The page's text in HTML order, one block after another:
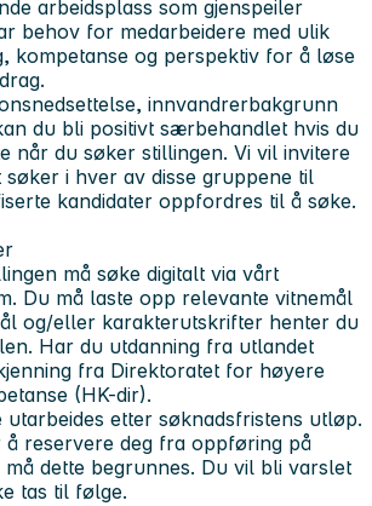
arbeidsplass som gjenspeiler
behov for medarbeidere med ulik
kompetanse og perspektiv for å løse
innvandrerbakgrunn
du bli positivt særbehandlet hvis du
når du søker stillingen. Vi vil invitere
søker i hver av disse gruppene til
kandidater oppfordres til å søke.
må søke digitalt via vårt
Du må laste opp relevante vitnemål
og/eller karakterutskrifter henter du
Har du utdanning fra utlandet
fra Direktoratet for høyere
(HK-dir).
etter søknadsfristens utløp.
å reservere deg fra oppføring på
dette begrunnes. Du vil bli varslet
tas til følge.